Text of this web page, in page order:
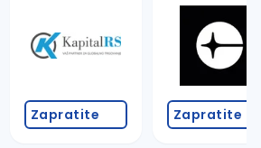
Zapratite Zapratite